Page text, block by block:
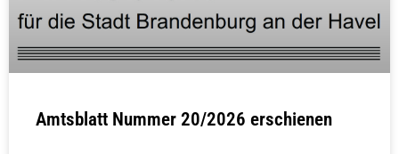
Amtsblatt Nummer 20/2026 erschienen